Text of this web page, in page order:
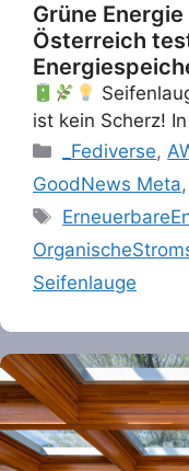
Grüne
Österreich
ist kein Scherz!
Categories
_Fediverse,
GoodNews Meta,
Tags
Seifenlauge